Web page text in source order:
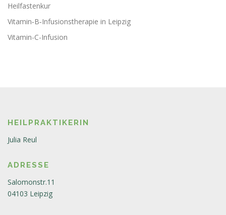
Heilfastenkur
Vitamin‑B‑Infusionstherapie in Leipzig
Vitamin-C-Infusion
HEILPRAKTIKERIN
Julia Reul
ADRESSE
Salomonstr.11
04103 Leipzig